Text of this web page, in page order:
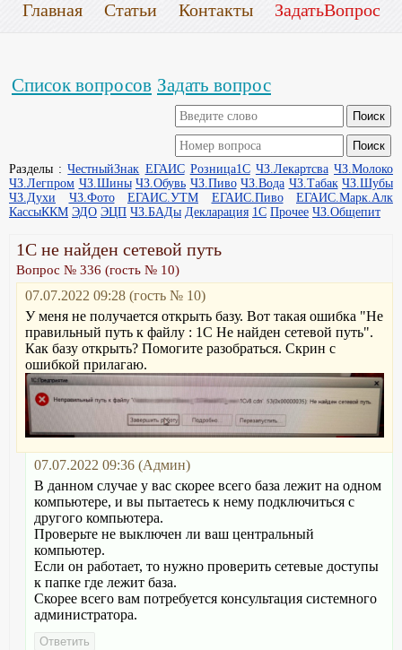
Главная Статьи Контакты ЗадатьВопрос
Список вопросов Задать вопрос
Разделы :ЧестныйЗнак ЕГАИС Розница1С ЧЗ.Лекартсва ЧЗ.Молоко
ЧЗ.Легпром ЧЗ.Шины ЧЗ.Обувь ЧЗ.Пиво ЧЗ.Вода ЧЗ.Табак ЧЗ.Шубы
ЧЗ.Духи
ЧЗ.Фото ЕГАИС.УТМ ЕГАИС.Пиво
ЕГАИС.Марк.Алк
КассыККМ ЭДО ЭЦП ЧЗ.БАДы Декларация 1С Прочее ЧЗ.Общепит
1С не найден сетевой путь
Вопрос № 336 (гость № 10)
07.07.2022 09:28 (гость № 10)
У меня не получается открыть базу. Вот такая ошибка "Не
правильный путь к файлу : 1С Не найден сетевой путь".
Как базу открыть? Помогите разобраться. Скрин с
ошибкой прилагаю.
07.07.2022 09:36 (Админ)
В данном случае у вас скорее всего база лежит на одном
компьютере, и вы пытаетесь к нему подключиться с
другого компьютера.
Проверьте не выключен ли ваш центральный
компьютер.
Если он работает, то нужно проверить сетевые доступы
к папке где лежит база.
Скорее всего вам потребуется консультация системного
администратора.